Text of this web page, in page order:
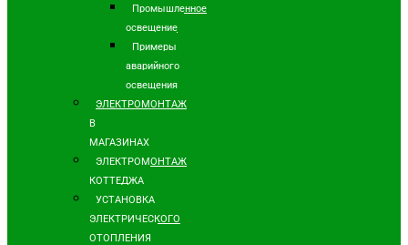
Промышленное
освещение
Примеры
аварийного
освещения
ЭЛЕКТРОМОНТАЖ
В
МАГАЗИНАХ
ЭЛЕКТРОМОНТАЖ
КОТТЕДЖА
УСТАНОВКА
ЭЛЕКТРИЧЕСКОГО
ОТОПЛЕНИЯ